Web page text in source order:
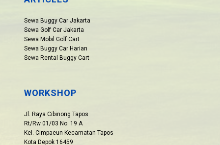
Sewa Buggy Car Jakarta
Sewa Golf Car Jakarta
Sewa Mobil Golf Cart
Sewa Buggy Car Harian
Sewa Rental Buggy Cart
WORKSHOP
Jl. Raya Cibinong Tapos
Rt/Rw 01/03 No. 19 A
Kel. Cimpaeun Kecamatan Tapos
Kota Depok 16459